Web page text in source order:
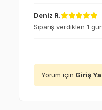
Deniz R.
Sipariş verdikten 1
Yorum için Giriş